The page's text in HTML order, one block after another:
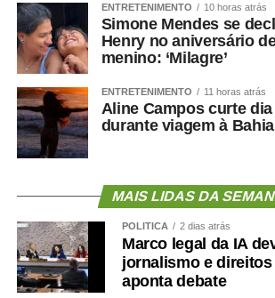
a ação.
Para o diretor técnico do HMC, Dr.
indicadores confirmam a capacidade da
atender pacientes de média e alta
“O HMC foi concebido para ser um
resolutividade. Nossa capacidade de
regulados das UPAs permite que essas
continuem atendendo novos casos de
protocolos bem estabelecidos e uma
atender desde casos clínicos até
complexidade, como politrauma,
especializadas. Os resultados de maio
demonstram que estamos cumprindo
ENTRETENIMENTO 10 horas atrás
Simone Mendes se
Henry no aniversário
menino: ‘Milagre’
ENTRETENIMENTO 11 horas atrás
Aline Campos curte
durante viagem à
MAIS LIDAS DA
POLÍTICA 2 dias atrás
Marco legal da IA
jornalismo e
aponta debate